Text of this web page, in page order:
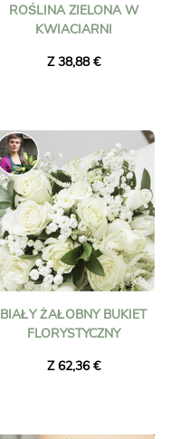
ROŚLINA ZIELONA W
KWIACIARNI
Z 38,88 €
BIAŁY ŻAŁOBNY BUKIET
FLORYSTYCZNY
Z 62,36 €